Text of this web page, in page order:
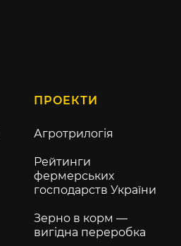
ПРОЕКТИ
Агротрилогія
Рейтинги
фермерських
господарств України
Зерно в корм —
вигідна переробка